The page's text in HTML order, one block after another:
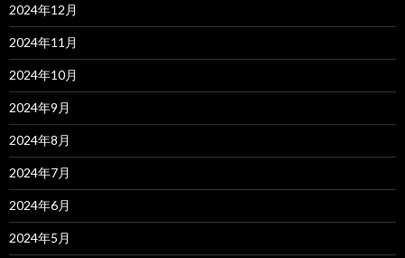
2024年12月
2024年11月
2024年10月
2024年9月
2024年8月
2024年7月
2024年6月
2024年5月